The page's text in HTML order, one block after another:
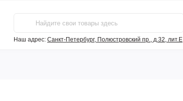
Наш адрес: Санкт-Петербург, Полюстровский пр., д.32, лит.Е